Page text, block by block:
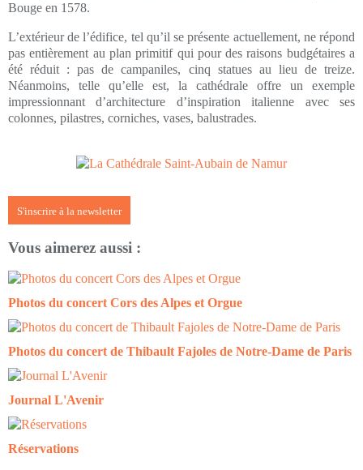
Bouge en 1578.
L’extérieur de l’édifice, tel qu’il se présente actuellement, ne répond
pas entièrement au plan primitif qui pour des raisons budgétaires a
été réduit : pas de campaniles, cinq statues au lieu de treize.
Néanmoins, telle qu’elle est, la cathédrale offre un exemple
impressionnant d’architecture d’inspiration italienne avec ses
colonnes, pilastres, corniches, vases, balustrades.
S'inscrire à la newsletter
Vous aimerez aussi :
Photos du concert Cors des Alpes et Orgue
Photos du concert de Thibault Fajoles de Notre-Dame de Paris
Journal L'Avenir
Réservations